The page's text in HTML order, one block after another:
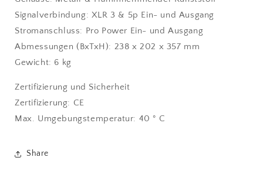
Signalverbindung: XLR 3 & 5p Ein- und Ausgang
Stromanschluss: Pro Power Ein- und Ausgang
Abmessungen (BxTxH): 238 x 202 x 357 mm
Gewicht: 6 kg
Zertifizierung und Sicherheit
Zertifizierung: CE
Max. Umgebungstemperatur: 40 ° C
Share